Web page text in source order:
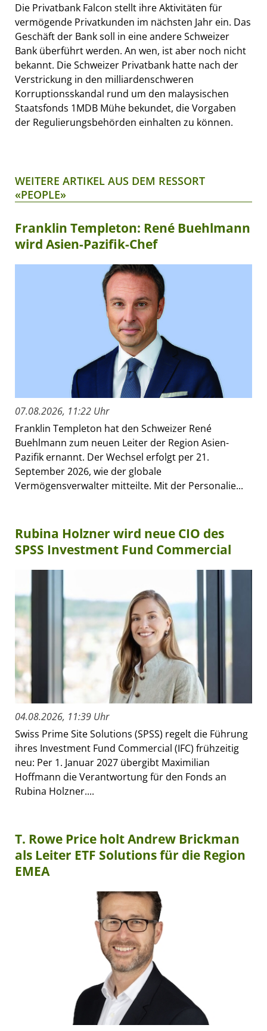
Die Privatbank Falcon stellt ihre Aktivitäten für
vermögende Privatkunden im nächsten Jahr ein. Das
Geschäft der Bank soll in eine andere Schweizer
Bank überführt werden. An wen, ist aber noch nicht
bekannt. Die Schweizer Privatbank hatte nach der
Verstrickung in den milliardenschweren
Korruptionsskandal rund um den malaysischen
Staatsfonds 1MDB Mühe bekundet, die Vorgaben
der Regulierungsbehörden einhalten zu können.
WEITERE ARTIKEL AUS DEM RESSORT
«PEOPLE»
Franklin Templeton: René Buehlmann
wird Asien-Pazifik-Chef
07.08.2026, 11:22 Uhr
Franklin Templeton hat den Schweizer René
Buehlmann zum neuen Leiter der Region Asien-
Pazifik ernannt. Der Wechsel erfolgt per 21.
September 2026, wie der globale
Vermögensverwalter mitteilte. Mit der Personalie...
Rubina Holzner wird neue CIO des
SPSS Investment Fund Commercial
04.08.2026, 11:39 Uhr
Swiss Prime Site Solutions (SPSS) regelt die Führung
ihres Investment Fund Commercial (IFC) frühzeitig
neu: Per 1. Januar 2027 übergibt Maximilian
Hoffmann die Verantwortung für den Fonds an
Rubina Holzner....
T. Rowe Price holt Andrew Brickman
als Leiter ETF Solutions für die Region
EMEA